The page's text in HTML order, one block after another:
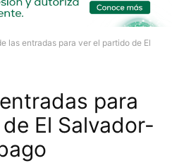
las entradas para ver el partido de El
para
El Salvador-